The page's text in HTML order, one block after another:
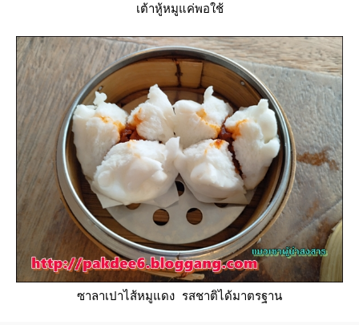
เต้าหู้หมูแค่พอใช้
ซาลาเปาไส้หมูแดง รสชาติได้มาตรฐาน